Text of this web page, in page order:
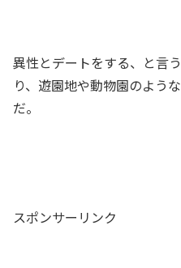
異性とデートをする、と言
り、遊園地や動物園のよう
だ。
スポンサーリンク